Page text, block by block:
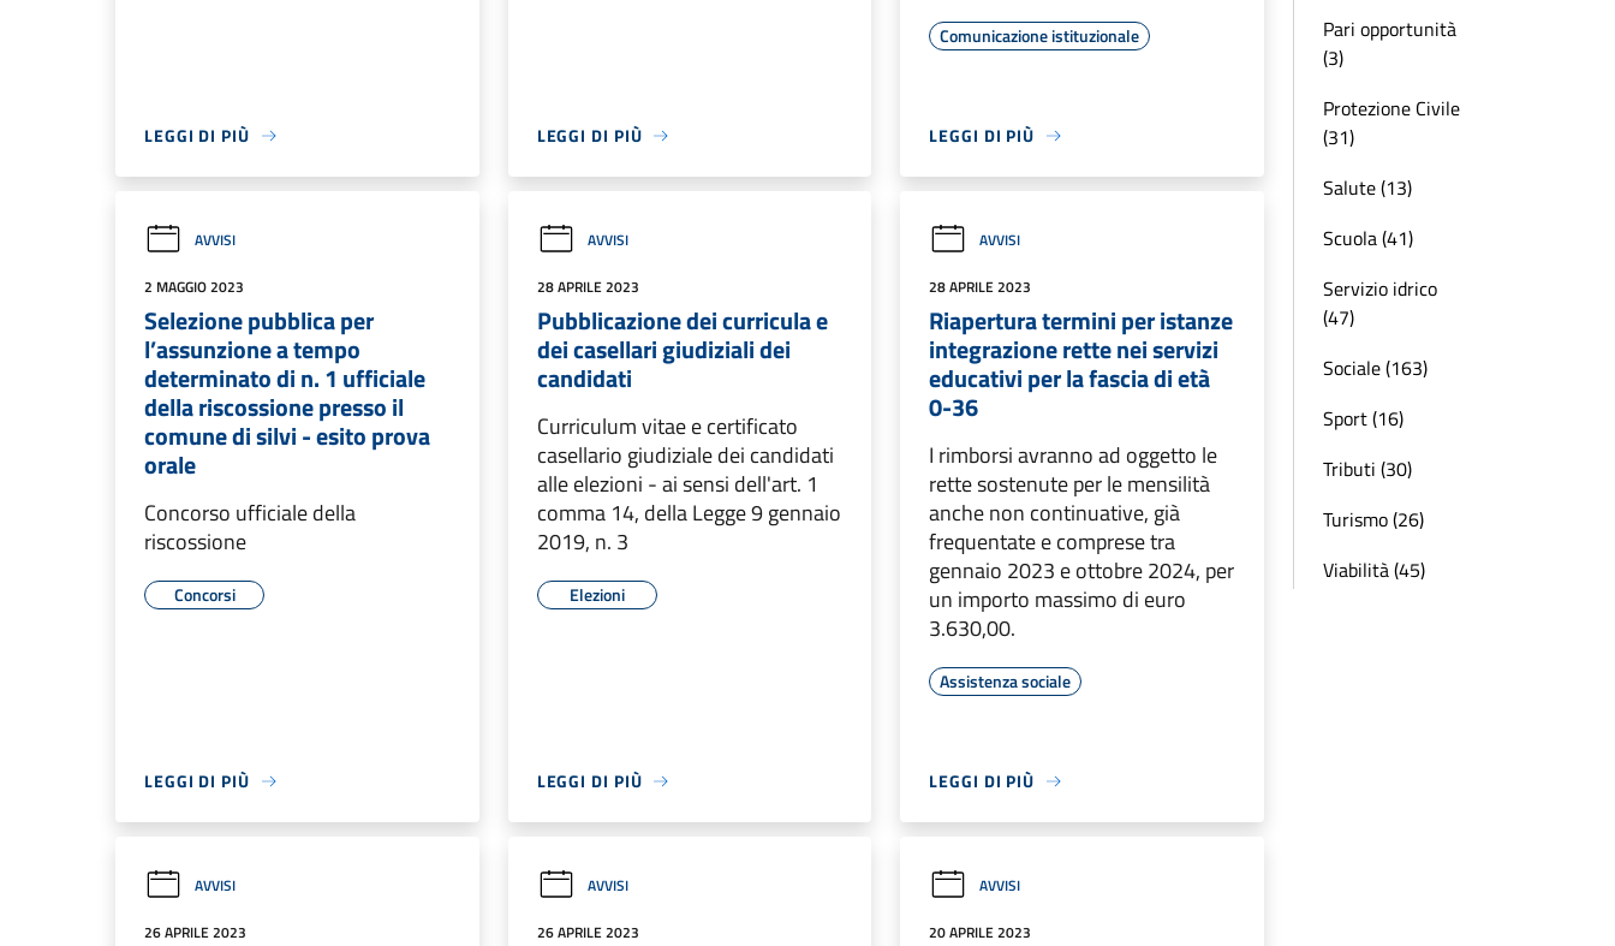
LEGGI DI PIÙ LEGGI DI PIÙ
Comunicazione istituzionale
LEGGI DI PIÙ
AVVISI
2 MAGGIO 2023
Selezione pubblica per
l’assunzione a tempo
determinato di n. 1 ufficiale
della riscossione presso il
comune di silvi - esito prova
orale
Concorso ufficiale della
riscossione
Concorsi
LEGGI DI PIÙ
AVVISI
28 APRILE 2023
Pubblicazione dei curricula e
dei casellari giudiziali dei
candidati
Curriculum vitae e certificato
casellario giudiziale dei candidati
alle elezioni - ai sensi dell'art. 1
comma 14, della Legge 9 gennaio
2019, n. 3
Elezioni
LEGGI DI PIÙ
AVVISI
28 APRILE 2023
Riapertura termini per istanze
integrazione rette nei servizi
educativi per la fascia di età
0-36
I rimborsi avranno ad oggetto le
rette sostenute per le mensilità
anche non continuative, già
frequentate e comprese tra
gennaio 2023 e ottobre 2024, per
un importo massimo di euro
3.630,00.
Assistenza sociale
LEGGI DI PIÙ
AVVISI
26 APRILE 2023
AVVISI
26 APRILE 2023
AVVISI
20 APRILE 2023
Pari opportunità
(3)
Protezione Civile
(31)
Salute (13)
Scuola (41)
Servizio idrico
(47)
Sociale (163)
Sport (16)
Tributi (30)
Turismo (26)
Viabilità (45)